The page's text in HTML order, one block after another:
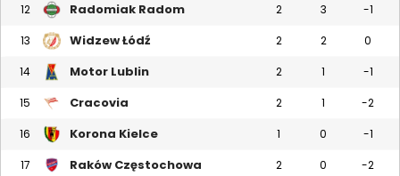
12 Radomiak Radom 2 3 -1
13 Widzew Łódź 2 2 0
14 Motor Lublin 2 1 -1
15 Cracovia 2 1 -2
16 Korona Kielce 1 0 -1
17 Raków Częstochowa 2 0 -2